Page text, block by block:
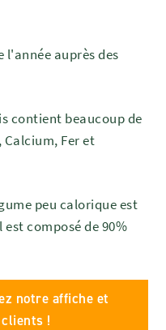
auprès des
contient beaucoup de
Fer et
peu calorique est
composé de 90%
notre affiche et
!